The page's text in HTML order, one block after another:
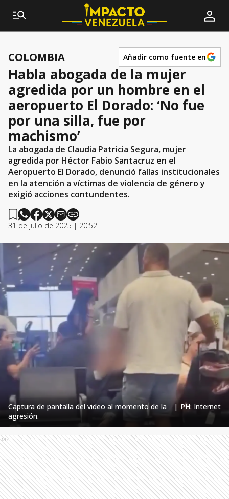
COLOMBIA Añadir como fuente en
Habla abogada de la mujer
agredida por un hombre en el
aeropuerto El Dorado: ‘No fue
por una silla, fue por
machismo’
La abogada de Claudia Patricia Segura, mujer
agredida por Héctor Fabio Santacruz en el
Aeropuerto El Dorado, denunció fallas institucionales
en la atención a víctimas de violencia de género y
exigió acciones contundentes.
31 de julio de 2025 | 20:52
Captura de pantalla del video al momento de la
agresión.
| PH: Internet
Ads